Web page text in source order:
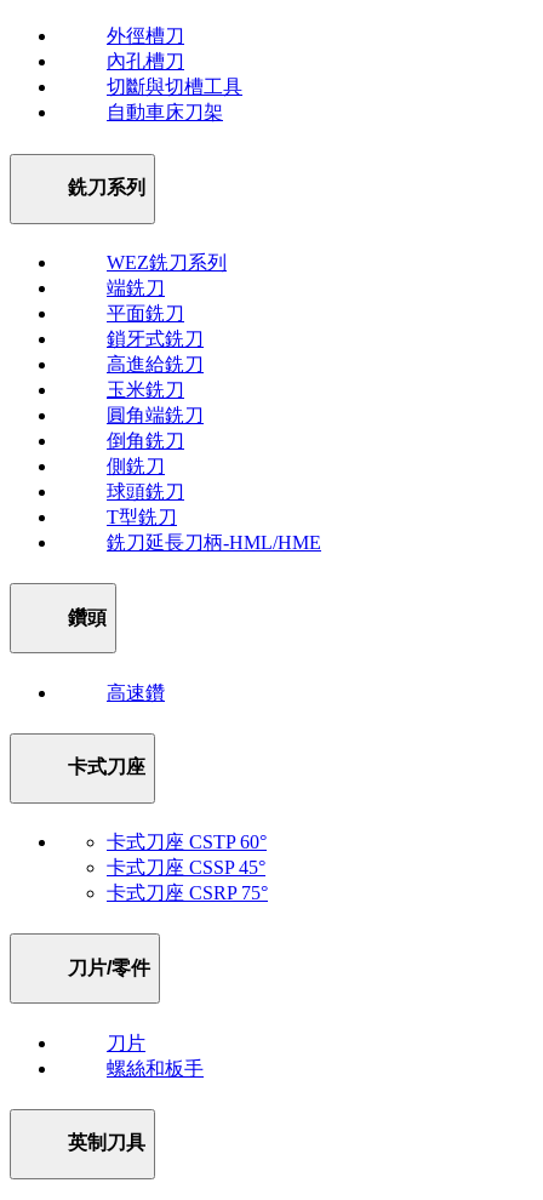
外徑槽刀
內孔槽刀
切斷與切槽工具
自動車床刀架
銑刀系列
WEZ銑刀系列
端銑刀
平面銑刀
鎖牙式銑刀
高進給銑刀
玉米銑刀
圓角端銑刀
倒角銑刀
側銑刀
球頭銑刀
T型銑刀
銑刀延長刀柄-HML/HME
鑽頭
高速鑽
卡式刀座
卡式刀座 CSTP 60°
卡式刀座 CSSP 45°
卡式刀座 CSRP 75°
刀片/零件
刀片
螺絲和板手
英制刀具